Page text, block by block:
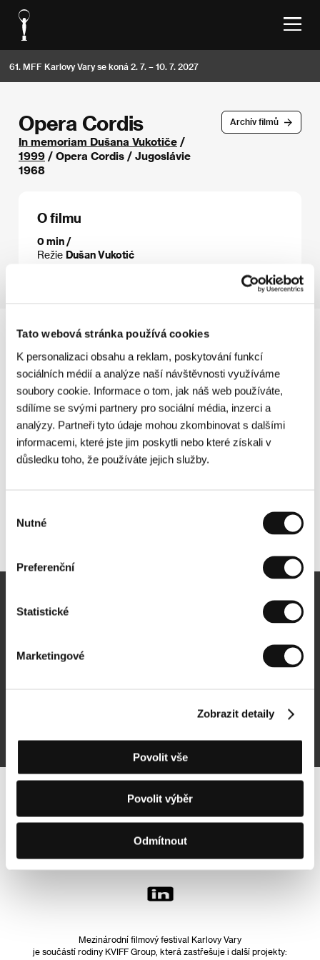
Tato webová stránka používá cookies
K personalizaci obsahu a reklam, poskytování funkcí
sociálních médií a analýze naší návštěvnosti využíváme
soubory cookie. Informace o tom, jak náš web používáte,
sdílíme se svými partnery pro sociální média, inzerci a
analýzy. Partneři tyto údaje mohou zkombinovat s dalšími
informacemi, které jste jim poskytli nebo které získali v
důsledku toho, že používáte jejich služby.
souhlasu
Nutné
Preferenční
Statistické
Marketingové
Zobrazit detaily
Povolit vše
Povolit výběr
Odmítnout
61. MFF Karlovy Vary se koná 2. 7. – 10. 7. 2027
Archív filmů
Opera Cordis
In memoriam Dušana Vukotiče /
1999 / Opera Cordis / Jugoslávie
1968
O filmu
0 min /
Režie Dušan Vukotić
Sledujte nás na síti:
Mezinárodní filmový festival Karlovy Vary
je součástí rodiny KVIFF Group, která zastřešuje i další projekty: